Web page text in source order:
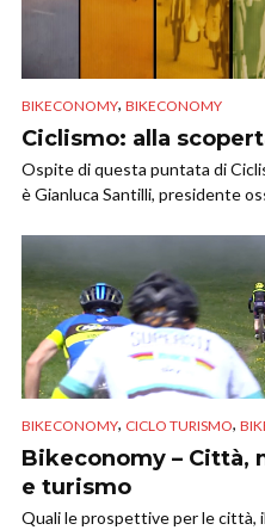
BIKECONOMY, BIKECONOMY
Ciclismo: alla
Ospite di questa puntata di
è Gianluca Santilli, presidente
BIKECONOMY, CICLO TURISMO,
Bikeconomy – Città,
e turismo
Quali le prospettive per le città,